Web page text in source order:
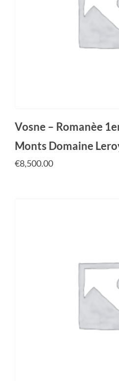
Vosne – Romanèe
Monts Domaine
€8,500.00